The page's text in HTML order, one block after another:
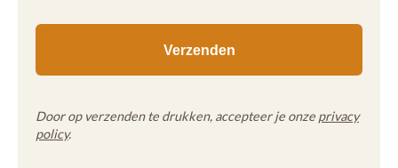
Door op verzenden te drukken, accepteer je onze privacy
policy.